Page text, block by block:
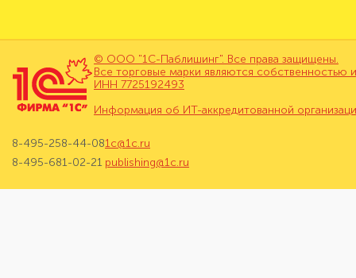
© ООО "1С-Паблишинг". Все права защищены.
Все торговые марки являются собственностью
ИНН 7725192493
Информация об ИТ-аккредитованной
8-495-258-44-08
8-495-681-02-21
1c@1c.ru
publishing@1c.ru